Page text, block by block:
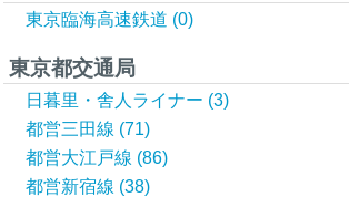
東京臨海高速鉄道 (0)
東京都交通局
日暮里・舎人ライナー (3)
都営三田線 (71)
都営大江戸線 (86)
都営新宿線 (38)